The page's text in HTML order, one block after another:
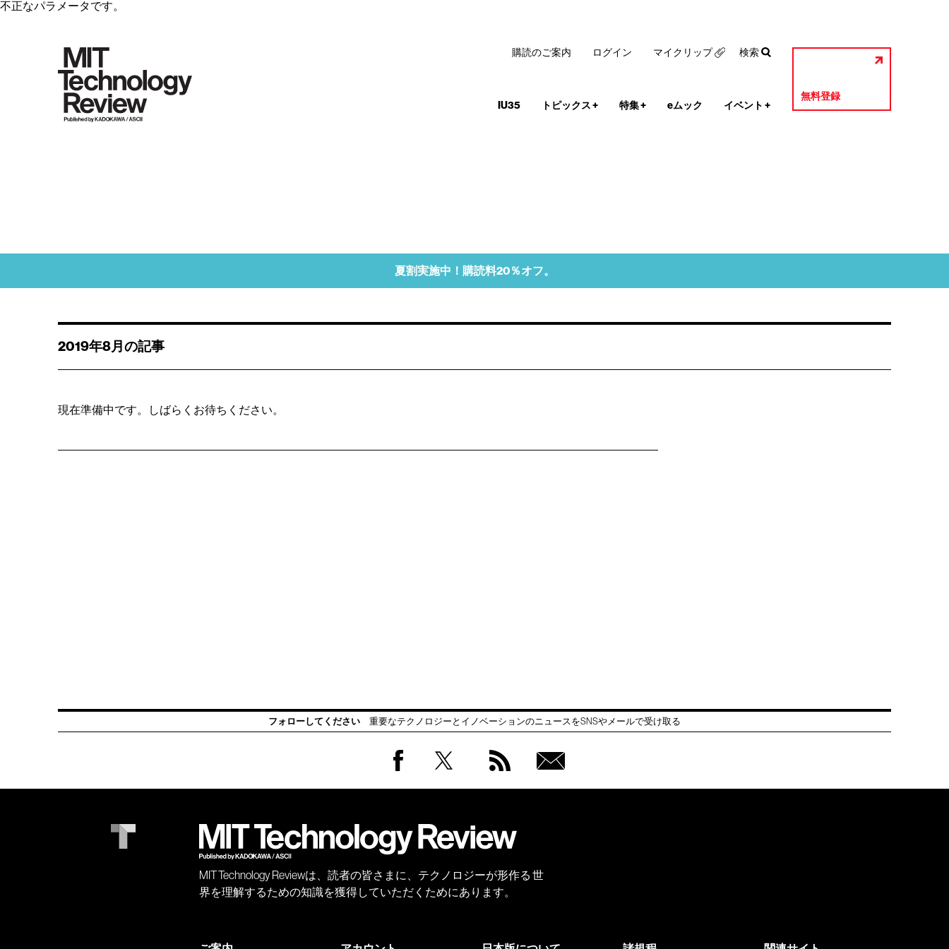
不正なパラメータです。
IU35 トピックス+ 特集+ eムック イベント +
無料登録
購読のご案内 ログイン マイクリップ 検索
夏割実施中！購読料20％オフ。
2019年8月の記事
現在準備中です。しばらくお待ちください。
フォローしてください 重要なテクノロジーとイノベーションのニュースをSNSやメールで受け取る
会員
MIT Technology Reviewは、読者の皆さまに、テクノロジーが形作る 世
界を理解するための知識を獲得していただくためにあります。